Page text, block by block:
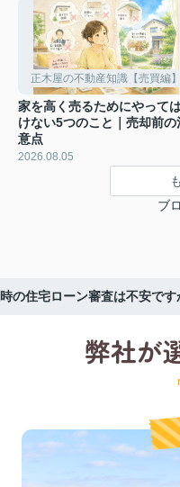
正木屋の不動産知識【売買編】
家を高く売るためにやって
けない5つのこと｜売却前の
意点
2026.08.05
ブ
の住宅ローン審査は不安で
弊社が